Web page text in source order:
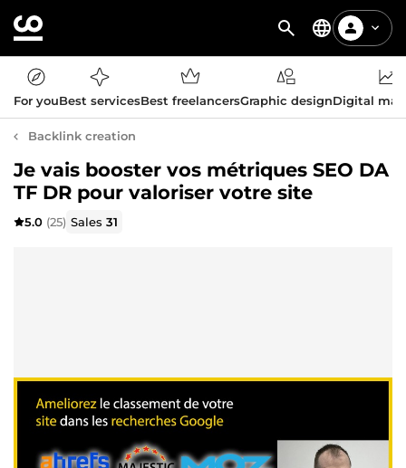
For youBest servicesBest freelancersGraphic designDigital
Backlink creation
Je vais booster vos métriques SEO DA
TF DR pour valoriser votre site
5.0 (25) Sales31